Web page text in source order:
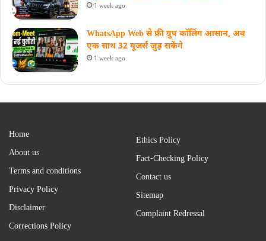
1 week ago
WhatsApp Web से फ्री ग्रुप कॉलिंग आसान, अब
एक साथ 32 यूजर्स जुड़ सकेंगे
1 week ago
Home
About us
Terms and conditions
Privacy Policy
Disclaimer
Corrections Policy
Ethics Policy
Fact-Checking Policy
Contact us
Sitemap
Complaint Redressal